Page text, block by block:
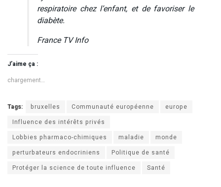
respiratoire chez l’enfant, et de favoriser le
diabète.
France TV Info
J’aime ça :
chargement…
Tags: bruxelles Communauté européenne
europe
Influence des intérêts privés
Lobbies pharmaco-chimiques
maladie
monde
perturbateurs endocriniens
Politique de santé
Protéger la science de toute influence
Santé